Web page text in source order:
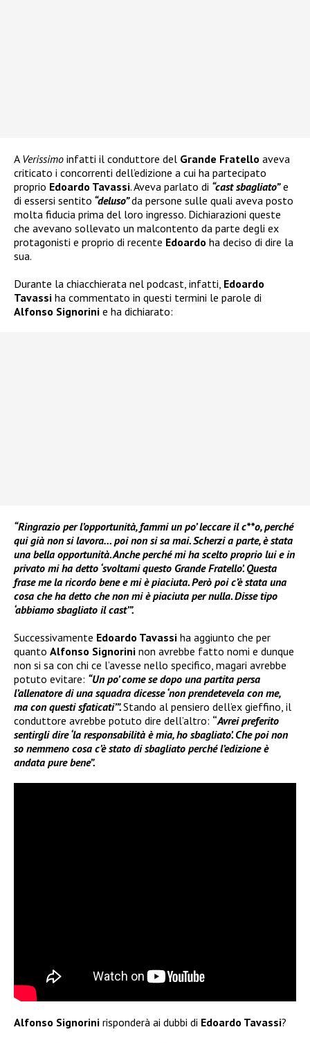
A Verissimo infatti il conduttore del Grande Fratello aveva
criticato i concorrenti dell’edizione a cui ha partecipato
proprio Edoardo Tavassi. Aveva parlato di “cast sbagliato”e
di essersi sentito “deluso”da persone sulle quali aveva posto
molta fiducia prima del loro ingresso. Dichiarazioni queste
che avevano sollevato un malcontento da parte degli ex
protagonisti e proprio di recente Edoardo ha deciso di dire la
sua.
Durante la chiacchierata nel podcast, infatti, Edoardo
Tavassi ha commentato in questi termini le parole di
Alfonso Signorini e ha dichiarato:
“Ringrazio per l’opportunità, fammi un po’ leccare il c**o, perché
qui già non si lavora… poi non si sa mai. Scherzi a parte, è stata
una bella opportunità. Anche perché mi ha scelto proprio lui e in
privato mi ha detto ‘svoltami questo Grande Fratello’. Questa
frase me la ricordo bene e mi è piaciuta. Però poi c’è stata una
cosa che ha detto che non mi è piaciuta per nulla. Disse tipo
‘abbiamo sbagliato il cast’”.
Successivamente Edoardo Tavassi ha aggiunto che per
quanto Alfonso Signorini non avrebbe fatto nomi e dunque
non si sa con chi ce l’avesse nello specifico, magari avrebbe
potuto evitare: “Un po’ come se dopo una partita persa
l’allenatore di una squadra dicesse ‘non prendetevela con me,
ma con questi sfaticati’”.Stando al pensiero dell’ex gieffino, il
conduttore avrebbe potuto dire dell’altro: “Avrei preferito
sentirgli dire ‘la responsabilità è mia, ho sbagliato’. Che poi non
so nemmeno cosa c’è stato di sbagliato perché l’edizione è
andata pure bene”.
Alfonso Signorini risponderà ai dubbi di Edoardo Tavassi?